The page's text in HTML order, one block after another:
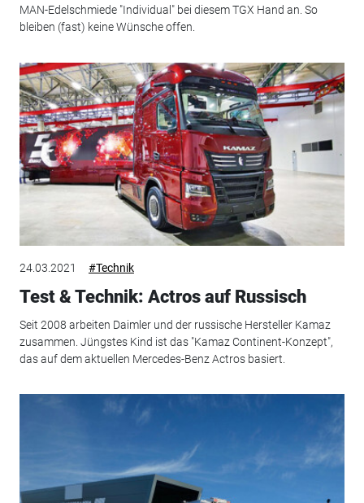
MAN-Edelschmiede "Individual" bei diesem TGX Hand an. So
bleiben (fast) keine Wünsche offen.
24.03.2021 #Technik
Test & Technik: Actros auf Russisch
Seit 2008 arbeiten Daimler und der russische Hersteller Kamaz
zusammen. Jüngstes Kind ist das "Kamaz Continent-Konzept",
das auf dem aktuellen Mercedes-Benz Actros basiert.